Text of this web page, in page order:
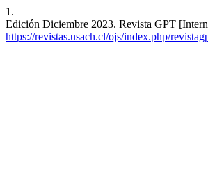
1.
Edición Diciembre 2023. Revista GPT
https://revistas.usach.cl/ojs/index.php/